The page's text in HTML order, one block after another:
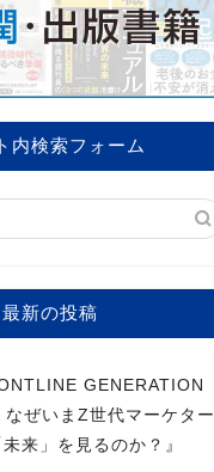
内検索フォーム
最新の投稿
GENERATION
なぜいまZ世代マーケター
来」を見るのか？』